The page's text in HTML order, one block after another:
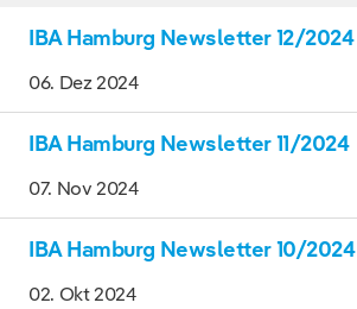
IBA Hamburg Newsletter 12/2024
06. Dez 2024
IBA Hamburg Newsletter 11/2024
07. Nov 2024
IBA Hamburg Newsletter 10/2024
02. Okt 2024